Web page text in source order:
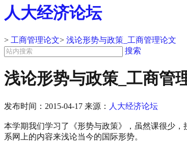
人大经济论坛
> 工商管理论文> 浅论形势与政策_工商管理论文
搜索
浅论形势与政策_工商管
发布时间： 2015-04-17 来源： 人大经济论坛
本学期我们学习了《形势与政策》，虽然课很少
系网上的内容来浅论当今的国际形势。